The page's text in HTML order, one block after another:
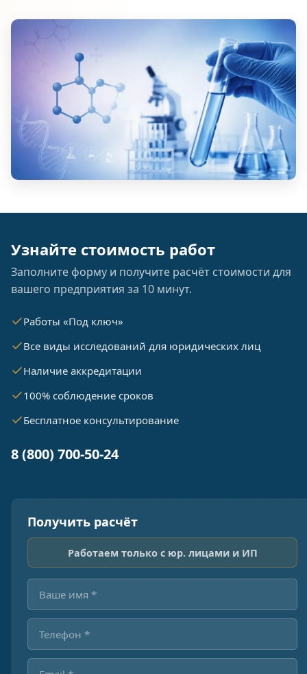
Узнайте стоимость работ
Заполните форму и получите расчёт стоимости для
вашего предприятия за 10 минут.
Работы «Под ключ»
Все виды исследований для юридических лиц
Наличие аккредитации
100% соблюдение сроков
Бесплатное консультирование
8 (800) 700-50-24
Получить расчёт
Работаем только с юр. лицами и ИП